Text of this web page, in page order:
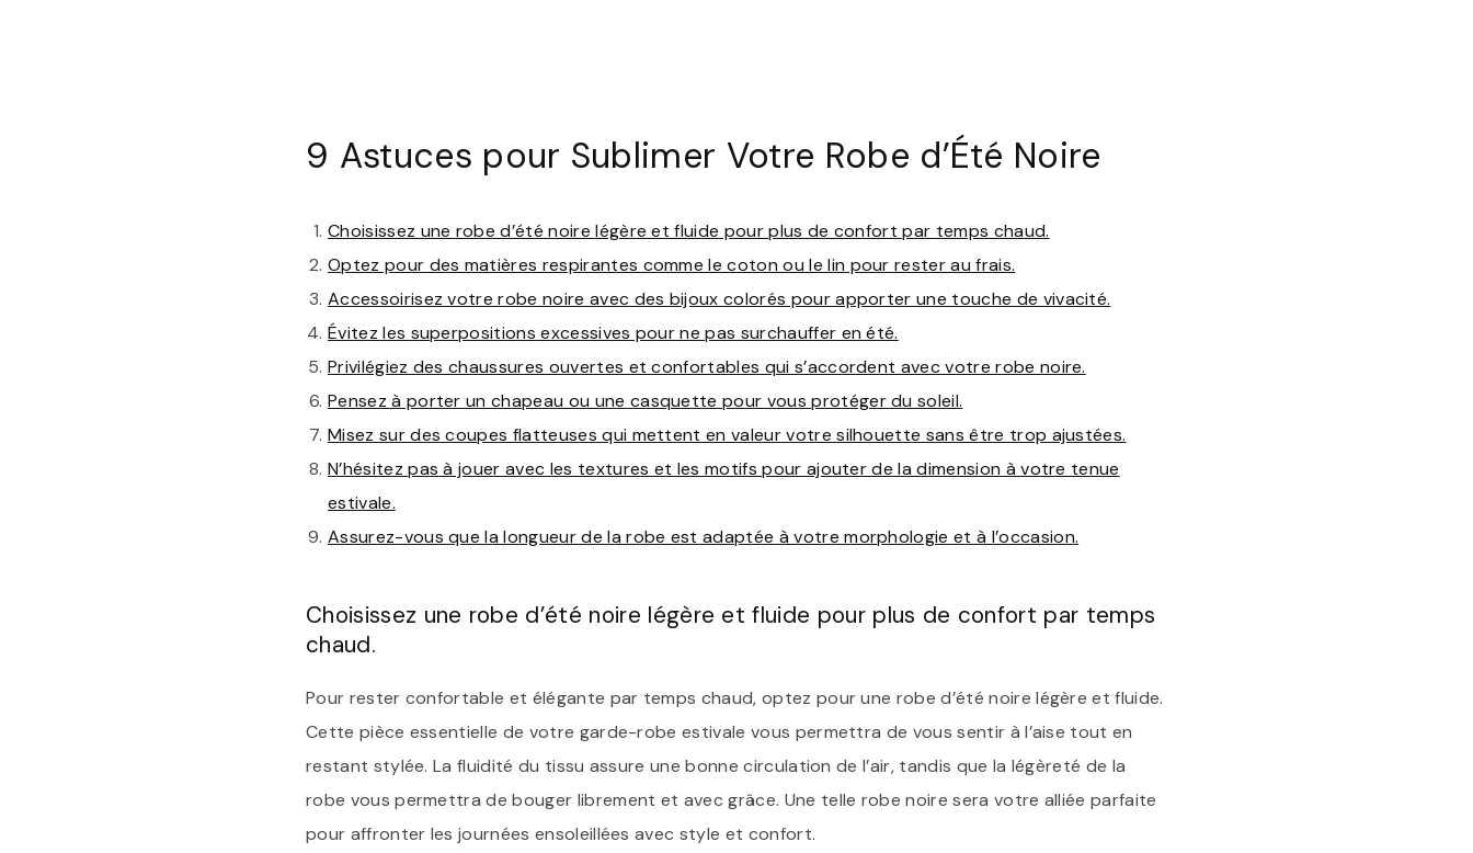
9 Astuces pour Sublimer Votre Robe d’Été Noire
Choisissez une robe d’été noire légère et fluide pour plus de confort par temps chaud.
Optez pour des matières respirantes comme le coton ou le lin pour rester au frais.
Accessoirisez votre robe noire avec des bijoux colorés pour apporter une touche de vivacité.
Évitez les superpositions excessives pour ne pas surchauffer en été.
Privilégiez des chaussures ouvertes et confortables qui s’accordent avec votre robe noire.
Pensez à porter un chapeau ou une casquette pour vous protéger du soleil.
Misez sur des coupes flatteuses qui mettent en valeur votre silhouette sans être trop ajustées.
N’hésitez pas à jouer avec les textures et les motifs pour ajouter de la dimension à votre tenue
estivale.
Assurez-vous que la longueur de la robe est adaptée à votre morphologie et à l’occasion.
Choisissez une robe d’été noire légère et fluide pour plus de confort par temps
chaud.
Pour rester confortable et élégante par temps chaud, optez pour une robe d’été noire légère et fluide.
Cette pièce essentielle de votre garde-robe estivale vous permettra de vous sentir à l’aise tout en
restant stylée. La fluidité du tissu assure une bonne circulation de l’air, tandis que la légèreté de la
robe vous permettra de bouger librement et avec grâce. Une telle robe noire sera votre alliée parfaite
pour affronter les journées ensoleillées avec style et confort.